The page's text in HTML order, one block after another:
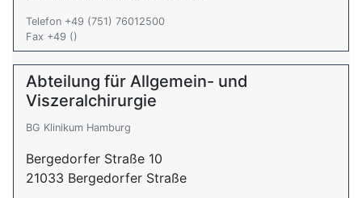
Telefon +49 (751) 76012500
Fax +49 ()
Abteilung für Allgemein- und
Viszeralchirurgie
BG Klinikum Hamburg
Bergedorfer Straße 10
21033 Bergedorfer Straße